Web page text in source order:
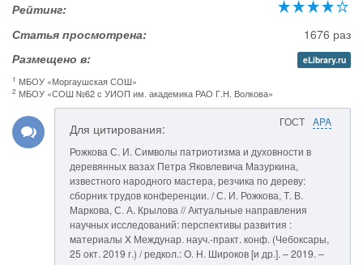
Рейтинг:
Статья просмотрена:
1676 раз
Размещено в:
eLibrary.ru
1 МБОУ «Моргаушская СОШ»
2 МБОУ «СОШ №62 с УИОП им. академика РАО Г.Н. Волкова»
ГОСТ APA
Для цитирования:
Рожкова С. И. Символы патриотизма и духовности в
деревянных вазах Петра Яковлевича Мазуркина,
известного народного мастера, резчика по дереву:
сборник трудов конференции. / С. И. Рожкова, Т. В.
Маркова, С. А. Крылова // Актуальные направления
научных исследований: перспективы развития :
материалы X Междунар. науч.-практ. конф. (Чебоксары,
25 окт. 2019 г.) / редкол.: О. Н. Широков [и др.]. – 2019. –